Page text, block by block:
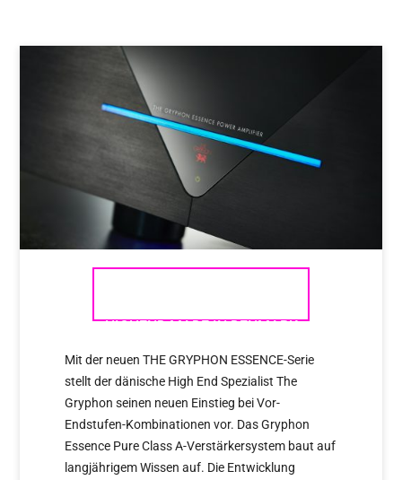
HIGHEND MADE IN DENMARK
Mit der neuen THE GRYPHON ESSENCE-Serie
stellt der dänische High End Spezialist The
Gryphon seinen neuen Einstieg bei Vor-
Endstufen-Kombinationen vor. Das Gryphon
Essence Pure Class A-Verstärkersystem baut auf
langjährigem Wissen auf. Die Entwicklung